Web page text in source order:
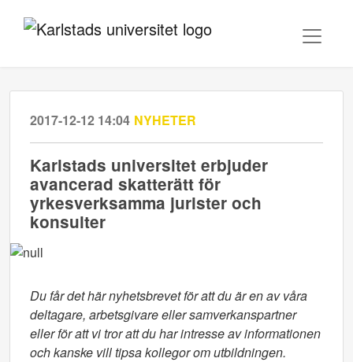
2017-12-12 14:04 NYHETER
Karlstads universitet erbjuder
avancerad skatterätt för
yrkesverksamma jurister och
konsulter
Du får det här nyhetsbrevet för att du är en av våra
deltagare, arbetsgivare eller samverkanspartner
eller för att vi tror att du har intresse av informationen
och kanske vill tipsa kollegor om utbildningen.